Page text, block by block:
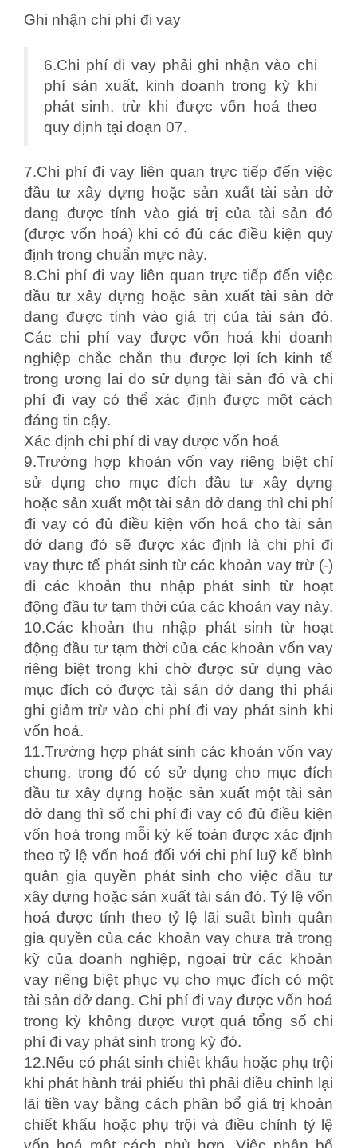
Ghi nhận chi phí đi vay
6.Chi phí đi vay phải ghi nhận vào chi
phí sản xuất, kinh doanh trong kỳ khi
phát sinh, trừ khi được vốn hoá theo
quy định tại đoạn 07.
7.Chi phí đi vay liên quan trực tiếp đến việc
đầu tư xây dựng hoặc sản xuất tài sản dở
dang được tính vào giá trị của tài sản đó
(được vốn hoá) khi có đủ các điều kiện quy
định trong chuẩn mực này.
8.Chi phí đi vay liên quan trực tiếp đến việc
đầu tư xây dựng hoặc sản xuất tài sản dở
dang được tính vào giá trị của tài sản đó.
Các chi phí vay được vốn hoá khi doanh
nghiệp chắc chắn thu được lợi ích kinh tế
trong ương lai do sử dụng tài sản đó và chi
phí đi vay có thể xác định được một cách
đáng tin cậy.
Xác định chi phí đi vay được vốn hoá
9.Trường hợp khoản vốn vay riêng biệt chỉ
sử dụng cho mục đích đầu tư xây dựng
hoặc sản xuất một tài sản dở dang thì chi phí
đi vay có đủ điều kiện vốn hoá cho tài sản
dở dang đó sẽ được xác định là chi phí đi
vay thực tế phát sinh từ các khoản vay trừ (-)
đi các khoản thu nhập phát sinh từ hoạt
động đầu tư tạm thời của các khoản vay này.
10.Các khoản thu nhập phát sinh từ hoạt
động đầu tư tạm thời của các khoản vốn vay
riêng biệt trong khi chờ được sử dụng vào
mục đích có được tài sản dở dang thì phải
ghi giảm trừ vào chi phí đi vay phát sinh khi
vốn hoá.
11.Trường hợp phát sinh các khoản vốn vay
chung, trong đó có sử dụng cho mục đích
đầu tư xây dựng hoặc sản xuất một tài sản
dở dang thì số chi phí đi vay có đủ điều kiện
vốn hoá trong mỗi kỳ kế toán được xác định
theo tỷ lệ vốn hoá đối với chi phí luỹ kế bình
quân gia quyền phát sinh cho việc đầu tư
xây dựng hoặc sản xuất tài sản đó. Tỷ lệ vốn
hoá được tính theo tỷ lệ lãi suất bình quân
gia quyền của các khoản vay chưa trả trong
kỳ của doanh nghiệp, ngoại trừ các khoản
vay riêng biệt phục vụ cho mục đích có một
tài sản dở dang. Chi phí đi vay được vốn hoá
trong kỳ không được vượt quá tổng số chi
phí đi vay phát sinh trong kỳ đó.
12.Nếu có phát sinh chiết khấu hoặc phụ trội
khi phát hành trái phiếu thì phải điều chỉnh lại
lãi tiền vay bằng cách phân bổ giá trị khoản
chiết khấu hoặc phụ trội và điều chỉnh tỷ lệ